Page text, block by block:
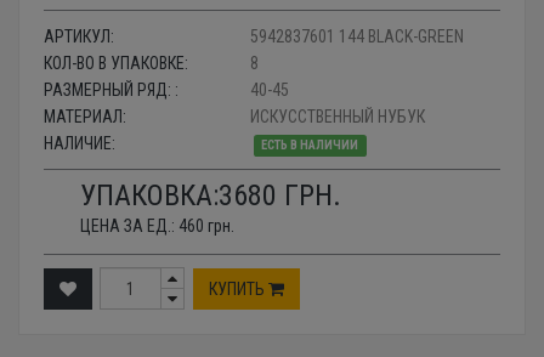
АРТИКУЛ:
5942837601 144 BLACK-GREEN
КОЛ-ВО В УПАКОВКЕ:
8
РАЗМЕРНЫЙ РЯД: :
40-45
МАТЕРИАЛ:
ИСКУССТВЕННЫЙ НУБУК
НАЛИЧИЕ:
ЕСТЬ В НАЛИЧИИ
УПАКОВКА:3680 ГРН.
ЦЕНА ЗА ЕД.: 460 грн.
КУПИТЬ